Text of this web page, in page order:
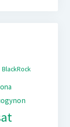
BlackRock